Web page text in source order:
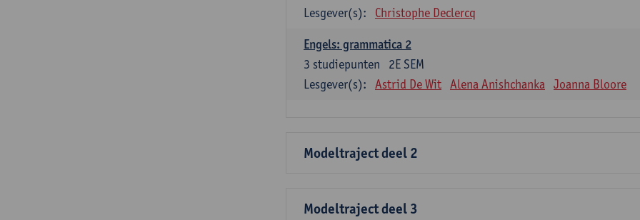
Lesgever(s):
Christophe Declercq
Engels: grammatica 2
2E SEM
3 studiepunten
Lesgever(s):
Astrid De Wit Alena Anishchanka Joanna Bloore
Modeltraject deel 2
Modeltraject deel 3